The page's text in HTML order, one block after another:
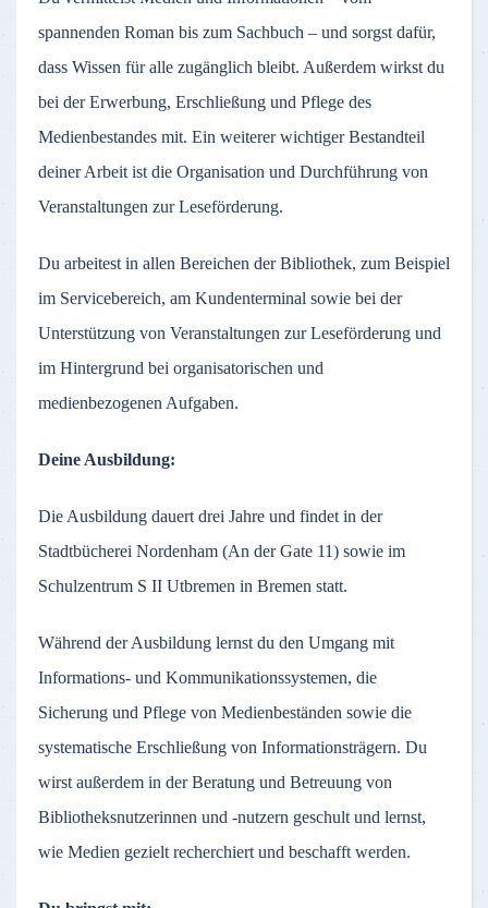
spannenden Roman bis zum Sachbuch – und sorgst dafür,
dass Wissen für alle zugänglich bleibt. Außerdem wirkst du
bei der Erwerbung, Erschließung und Pflege des
Medienbestandes mit. Ein weiterer wichtiger Bestandteil
deiner Arbeit ist die Organisation und Durchführung von
Veranstaltungen zur Leseförderung.
Du arbeitest in allen Bereichen der Bibliothek, zum Beispiel
im Servicebereich, am Kundenterminal sowie bei der
Unterstützung von Veranstaltungen zur Leseförderung und
im Hintergrund bei organisatorischen und
medienbezogenen Aufgaben.
Deine Ausbildung:
Die Ausbildung dauert drei Jahre und findet in der
Stadtbücherei Nordenham (An der Gate 11) sowie im
Schulzentrum S II Utbremen in Bremen statt.
Während der Ausbildung lernst du den Umgang mit
Informations- und Kommunikationssystemen, die
Sicherung und Pflege von Medienbeständen sowie die
systematische Erschließung von Informationsträgern. Du
wirst außerdem in der Beratung und Betreuung von
Bibliotheksnutzerinnen und -nutzern geschult und lernst,
wie Medien gezielt recherchiert und beschafft werden.